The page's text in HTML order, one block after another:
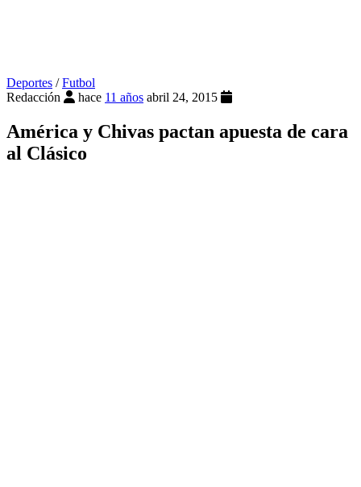
Deportes /Futbol
Redacción
hace 11 años abril 24, 2015
América y Chivas pactan apuesta de cara
al Clásico